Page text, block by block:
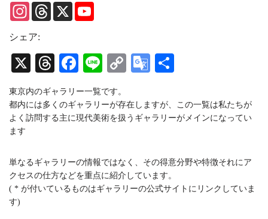
InstagramThreadsX
シェア:
X Threads
Facebook
LineCopyGoogle
東京内のギャラリー一覧です。
都内には多くのギャラリーが存在しますが、この一覧は私たちが
よく訪問する主に現代美術を扱うギャラリーがメインになってい
ます
単なるギャラリーの情報ではなく、その得意分野や特徴それにア
クセスの仕方などを重点に紹介しています。
( * が付いているものはギャラリーの公式サイトにリンクしていま
す)